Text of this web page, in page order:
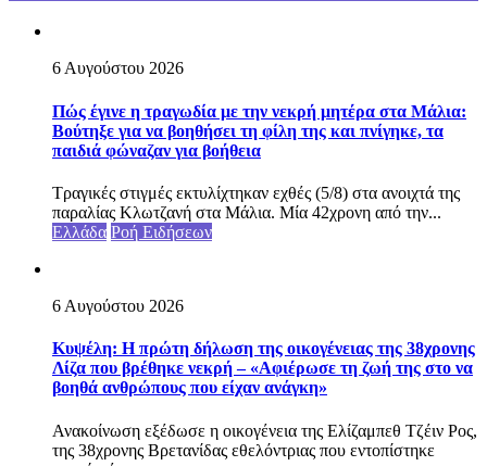
6 Αυγούστου 2026
Πώς έγινε η τραγωδία με την νεκρή μητέρα στα Μάλια:
Βούτηξε για να βοηθήσει τη φίλη της και πνίγηκε, τα
παιδιά φώναζαν για βοήθεια
Τραγικές στιγμές εκτυλίχτηκαν εχθές (5/8) στα ανοιχτά της
παραλίας Κλωτζανή στα Μάλια. Μία 42χρονη από την...
Ελλάδα Ροή Ειδήσεων
6 Αυγούστου 2026
Κυψέλη: Η πρώτη δήλωση της οικογένειας της 38χρονης
Λίζα που βρέθηκε νεκρή – «Αφιέρωσε τη ζωή της στο να
βοηθά ανθρώπους που είχαν ανάγκη»
Ανακοίνωση εξέδωσε η οικογένεια της Ελίζαμπεθ Τζέιν Ρος,
της 38χρονης Βρετανίδας εθελόντριας που εντοπίστηκε